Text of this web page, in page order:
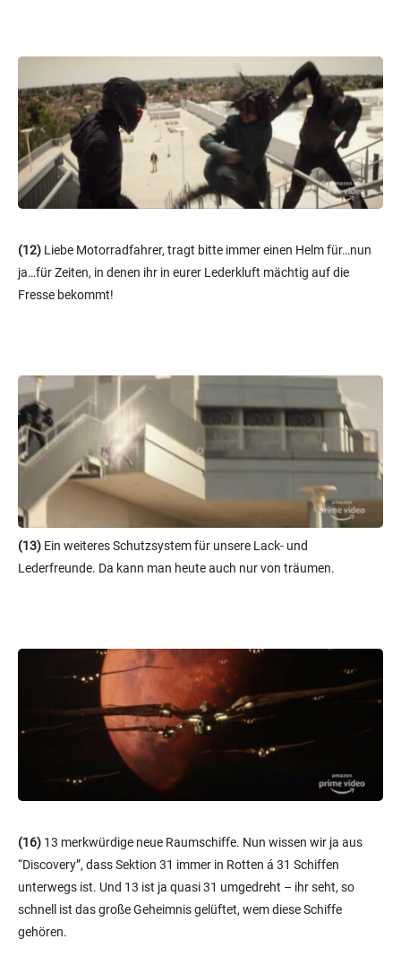
(12) Liebe Motorradfahrer, tragt bitte immer einen Helm für…nun
ja…für Zeiten, in denen ihr in eurer Lederkluft mächtig auf die
Fresse bekommt!
(13) Ein weiteres Schutzsystem für unsere Lack- und
Lederfreunde. Da kann man heute auch nur von träumen.
(16) 13 merkwürdige neue Raumschiffe. Nun wissen wir ja aus
“Discovery”, dass Sektion 31 immer in Rotten á 31 Schiffen
unterwegs ist. Und 13 ist ja quasi 31 umgedreht – ihr seht, so
schnell ist das große Geheimnis gelüftet, wem diese Schiffe
gehören.